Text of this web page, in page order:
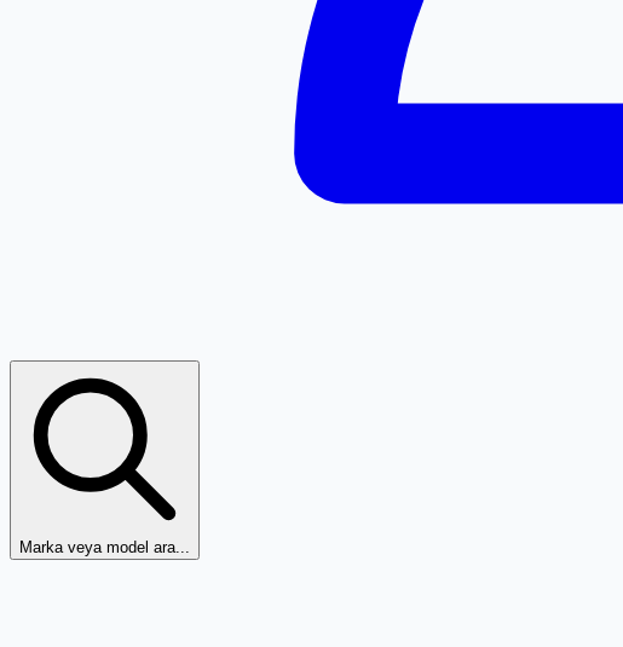
Marka veya model ara...